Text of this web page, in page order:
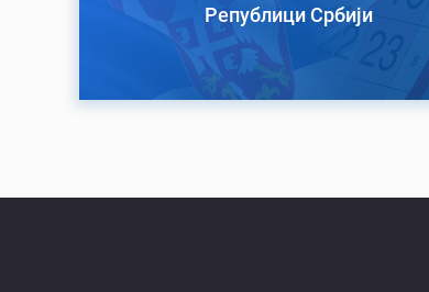
Републици Србији